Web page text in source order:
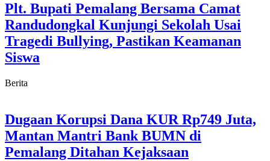
Plt. Bupati Pemalang Bersama Camat
Randudongkal Kunjungi Sekolah Usai
Tragedi Bullying, Pastikan Keamanan
Siswa
Berita
Dugaan Korupsi Dana KUR Rp749 Juta,
Mantan Mantri Bank BUMN di
Pemalang Ditahan Kejaksaan